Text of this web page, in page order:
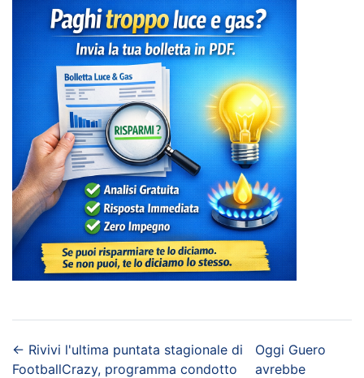
← Rivivi l'ultima puntata stagionale di
FootballCrazy, programma condotto
Oggi Guero
avrebbe